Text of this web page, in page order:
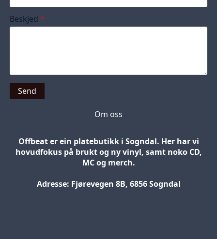
Beskjed *
Send
Om oss
Offbeat er ein platebutikk i Sogndal. Her har vi
hovudfokus på brukt og ny vinyl, samt noko CD,
MC og merch.
Adresse: Fjørevegen 8B, 6856 Sogndal